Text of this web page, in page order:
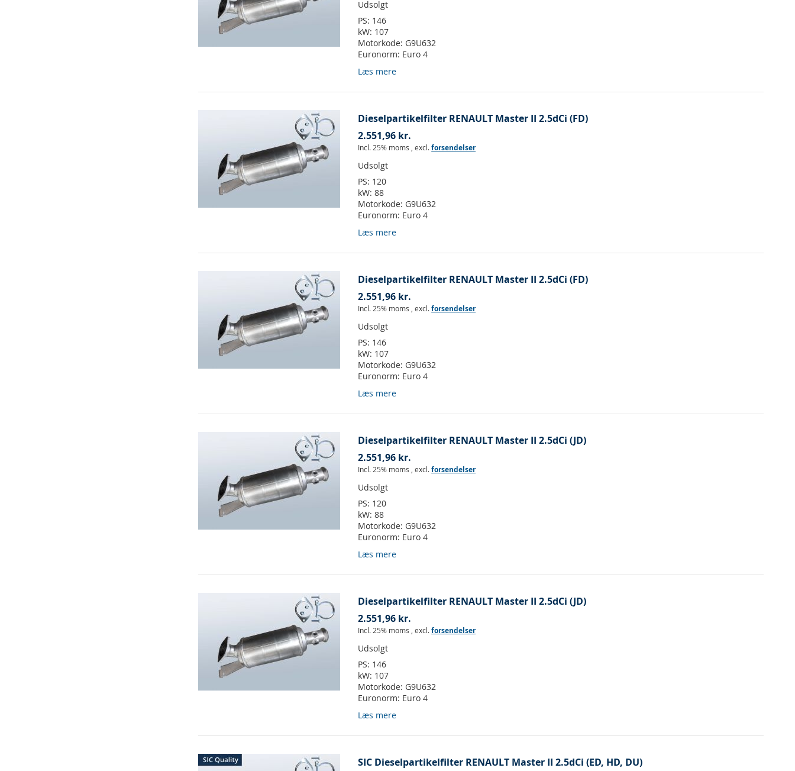
Udsolgt
PS: 146
kW: 107
Motorkode: G9U632
Euronorm: Euro 4
Læs mere
Dieselpartikelfilter RENAULT Master II 2.5dCi (FD)
2.551,96 kr.
Incl. 25% moms ,excl.forsendelser
Udsolgt
PS: 120
kW:88
Motorkode: G9U632
Euronorm: Euro 4
Læs mere
Dieselpartikelfilter RENAULT Master II 2.5dCi (FD)
2.551,96 kr.
Incl. 25% moms ,excl.forsendelser
Udsolgt
PS: 146
kW: 107
Motorkode: G9U632
Euronorm: Euro 4
Læs mere
Dieselpartikelfilter RENAULT Master II 2.5dCi (JD)
2.551,96 kr.
Incl. 25% moms ,excl.forsendelser
Udsolgt
PS: 120
kW:88
Motorkode: G9U632
Euronorm: Euro 4
Læs mere
Dieselpartikelfilter RENAULT Master II 2.5dCi (JD)
2.551,96 kr.
Incl. 25% moms ,excl.forsendelser
Udsolgt
PS: 146
kW: 107
Motorkode: G9U632
Euronorm: Euro 4
Læs mere
SIC Dieselpartikelfilter RENAULT Master II 2.5dCi (ED, HD, DU)